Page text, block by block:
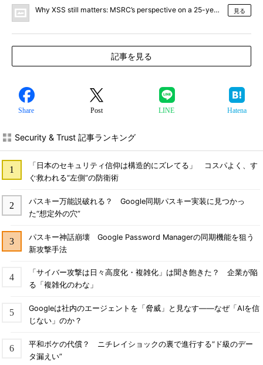
Why XSS still matters: MSRC’s perspective on a 25-year-old見る
記事を見る
Share Post LINE Hatena
Security & Trust 記事ランキング
「日本のセキュリティ信仰は構造的にズレてる」 コスパよく、す
ぐ救われる“左側”の防衛術
パスキー万能説破れる？ Google同期パスキー実装に見つかっ
た“想定外の穴”
パスキー神話崩壊 Google Password Managerの同期機能を狙う
新攻撃手法
「サイバー攻撃は日々高度化・複雑化」は聞き飽きた？ 企業が陥
る「複雑化のわな」
Googleは社内のエージェントを「脅威」と見なす――なぜ「AIを信
じない」のか？
平和ボケの代償？ ニチレイショックの裏で進行する“ド級のデー
タ漏えい”